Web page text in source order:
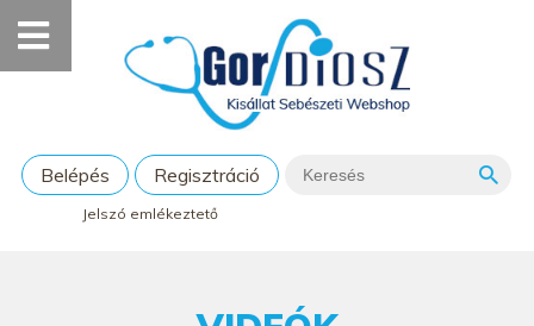
Belépés Regisztráció
Jelszó emlékeztető